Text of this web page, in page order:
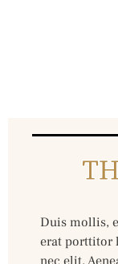
Duis mollis,
erat porttitor
nec elit.